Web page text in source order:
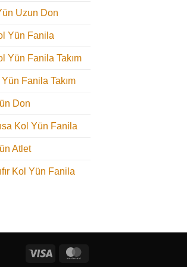
Uzun Don
Yün Fanila
Yün Fanila Takım
Yün Fanila Takım
Don
Kol Yün Fanila
Atlet
Kol Yün Fanila
Visa